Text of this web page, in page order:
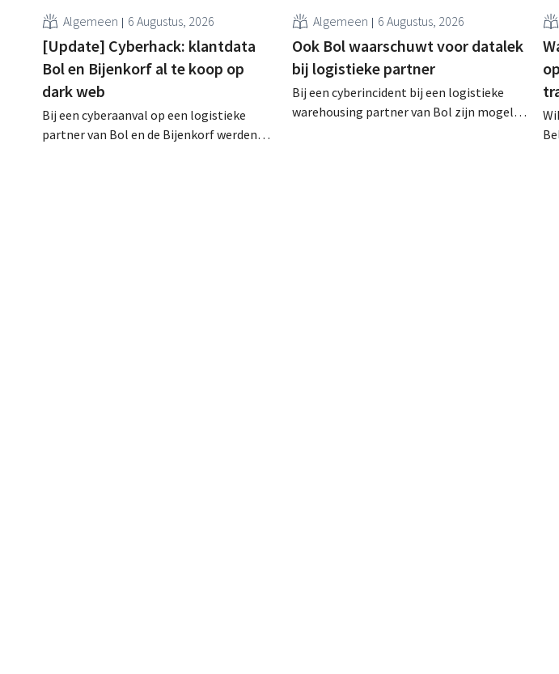
Algemeen 6 Augustus, 2026
[Update] Cyberhack: klantdata
Bol en Bijenkorf al te koop op
dark web
Bij een cyberaanval op een logistieke
partner van Bol en de Bijenkorf werden
Algemeen 6 Augustus, 2026
Ook Bol waarschuwt voor datalek
bij logistieke partner
Bij een cyberincident bij een logistieke
warehousing partner van Bol zijn mogelijk